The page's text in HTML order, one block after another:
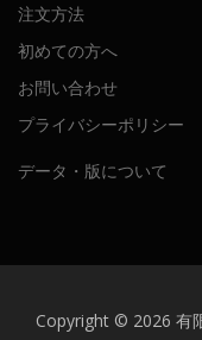
注文方法
初めての方へ
お問い合わせ
プライバシーポリシー
データ・版について
Copyright © 2026 有